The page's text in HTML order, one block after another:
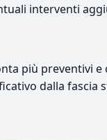
interventi
più preventivi
dalla fascia